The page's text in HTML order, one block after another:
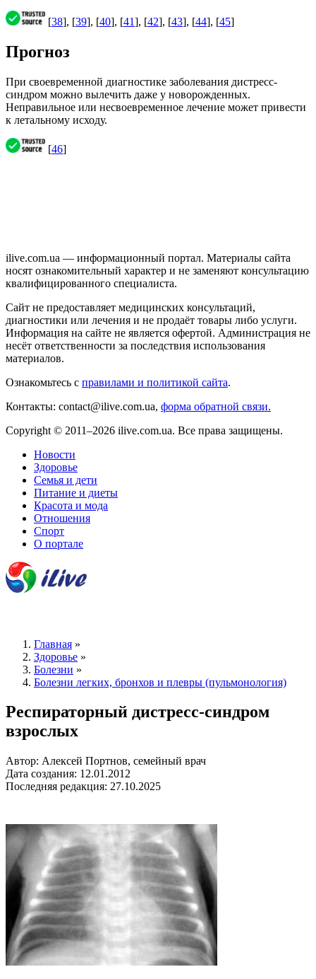
[38], [39], [40], [41], [42], [43], [44], [45]
Прогноз
При своевременной диагностике заболевания дистресс-
синдром можно вылечить даже у новорожденных.
Неправильное или несвоевременное лечение может привести
к летальному исходу.
[46]
ilive.com.ua — информационный портал. Материалы сайта
носят ознакомительный характер и не заменяют консультацию
квалифицированного специалиста.
Сайт не предоставляет медицинских консультаций,
диагностики или лечения и не продаёт товары либо услуги.
Информация на сайте не является офертой. Администрация не
несёт ответственности за последствия использования
материалов.
Ознакомьтесь с правилами и политикой сайта.
Контакты: contact@ilive.com.ua, форма обратной связи.
Copyright © 2011–2026 ilive.com.ua. Все права защищены.
Новости
Здоровье
Семья и дети
Питание и диеты
Красота и мода
Отношения
Спорт
О портале
Главная »
Здоровье »
Болезни »
Болезни легких, бронхов и плевры (пульмонология)
Респираторный дистресс-синдром
взрослых
Автор: Алексей Портнов, семейный врач
Дата создания: 12.01.2012
Последняя редакция: 27.10.2025